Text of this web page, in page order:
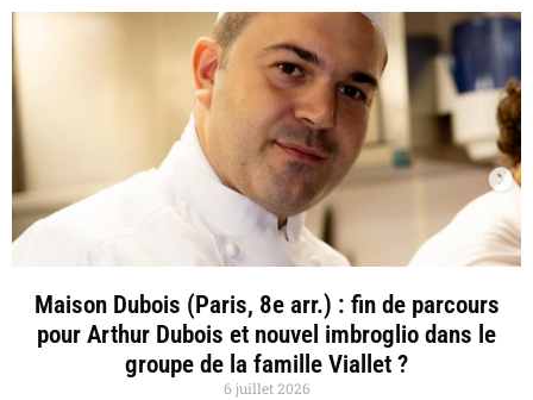
Maison Dubois (Paris, 8e arr.) : fin de parcours
pour Arthur Dubois et nouvel imbroglio dans le
groupe de la famille Viallet ?
6 juillet 2026